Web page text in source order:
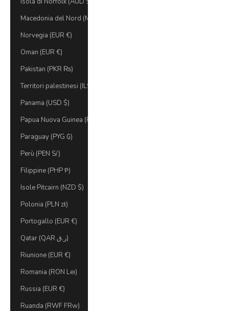
Macedonia del Nord (MKD ден)
Norvegia (EUR €)
Oman (EUR €)
Pakistan (PKR ₨)
Territori palestinesi (ILS ₪)
Panama (USD $)
Papua Nuova Guinea (PGK K)
Paraguay (PYG ₲)
Perù (PEN S/)
Filippine (PHP ₱)
Isole Pitcairn (NZD $)
Polonia (PLN zł)
Portogallo (EUR €)
Qatar (QAR ر.ق)
Riunione (EUR €)
Romania (RON Lei)
Russia (EUR €)
Ruanda (RWF FRw)